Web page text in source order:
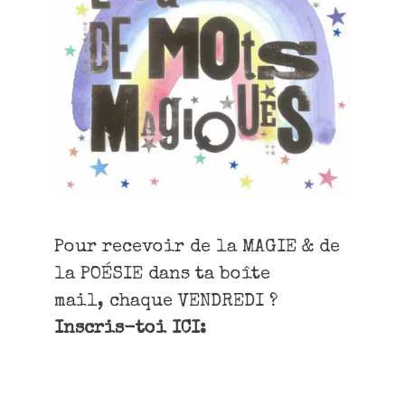
Pour recevoir de la MAGIE & de
la POÉSIE dans ta boîte
mail, chaque VENDREDI ?
Inscris-toi ICI: